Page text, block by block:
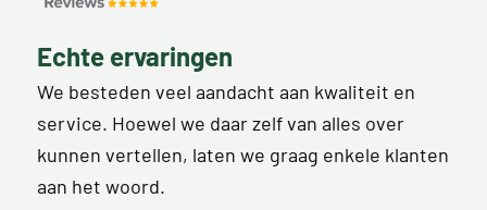
Echte ervaringen
We besteden veel aandacht aan kwaliteit en
service. Hoewel we daar zelf van alles over
kunnen vertellen, laten we graag enkele klanten
aan het woord.